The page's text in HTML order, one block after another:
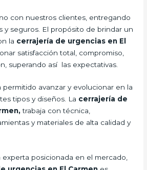
con nuestros clientes, entregando
y seguros. El propósito de brindar un
la cerrajería de urgencias en El
satisfacción total, compromiso,
superando así las expectativas.
permitido avanzar y evolucionar en la
tipos y diseños. La cerrajería de
trabaja con técnica,
y materiales de alta calidad y
experta posicionada en el mercado,